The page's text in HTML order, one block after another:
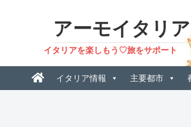
アーモイタリア
イタリアを楽しもう♡旅をサポート
イタリア情報 主要都市